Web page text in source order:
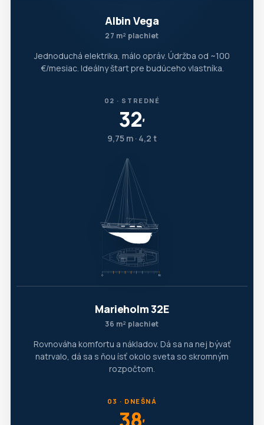
Albin Vega
27 m² plachiet
Jednoduchá elektrika, málo opráv. Údržba od ~100
€/mesiac. Ideálny štart pre budúceho vlastníka.
02 · STREDNÉ
32′
9,75 m · 4,2 t
Marieholm 32E
36 m² plachiet
Rovnováha komfortu a nákladov. Dá sa na nej bývať
natrvalo, dá sa s ňou ísť okolo sveta so skromným
rozpočtom.
03 · DNEŠNÁ